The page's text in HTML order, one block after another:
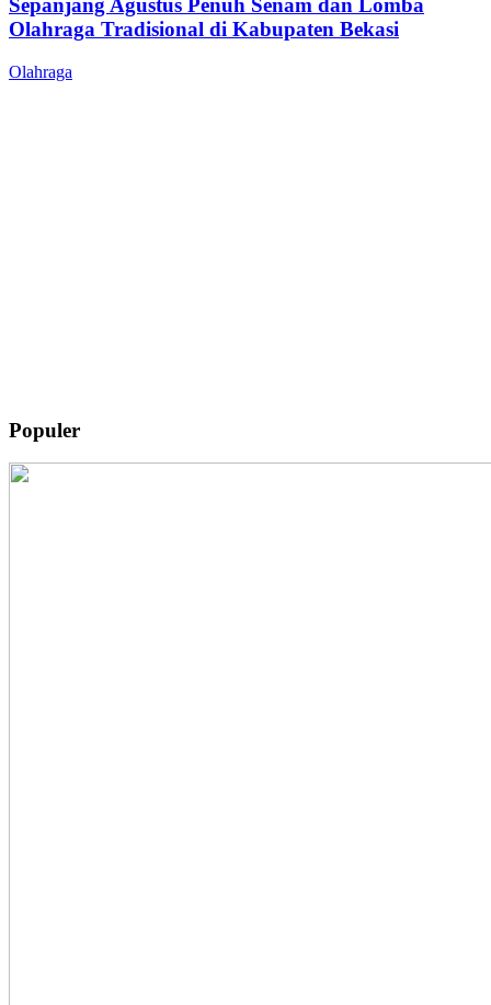
Sepanjang Agustus Penuh Senam dan Lomba
Olahraga Tradisional di Kabupaten Bekasi
Olahraga
Populer